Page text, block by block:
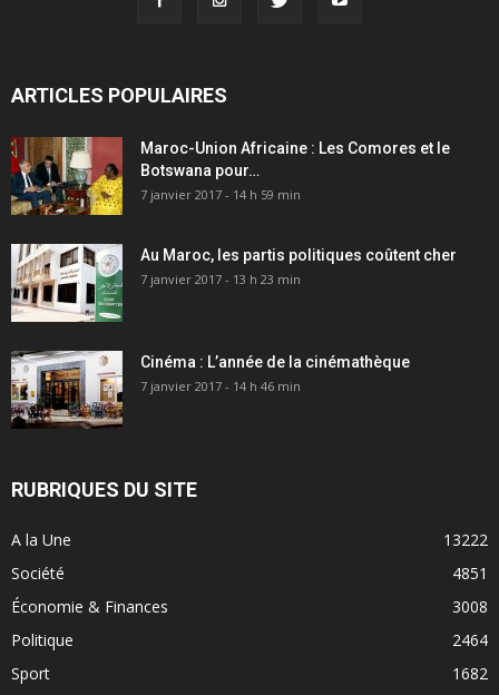
ARTICLES POPULAIRES
Maroc-Union Africaine : Les Comores et le
Botswana pour…
7 janvier 2017 - 14 h 59 min
Au Maroc, les partis politiques coûtent cher
7 janvier 2017 - 13 h 23 min
Cinéma : L’année de la cinémathèque
7 janvier 2017 - 14 h 46 min
RUBRIQUES DU SITE
A la Une
13222
Société
4851
Économie & Finances
3008
Politique
2464
Sport
1682